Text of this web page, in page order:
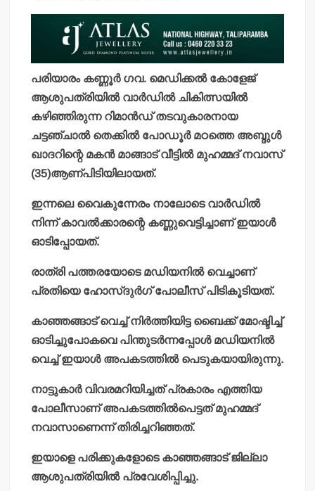
പരിയാരം കണ്ണൂര്‍ ഗവ. മെഡിക്കല്‍ കോളേജ്
ആശുപത്രിയില്‍ വാര്‍ഡില്‍ ചികിത്സയില്‍
കഴിഞ്ഞിരുന്ന റിമാന്‍ഡ് തടവുകാരനായ
ചട്ടഞ്ചാല്‍ തെക്കില്‍ പോഡൂര്‍ മഠത്തെ അബ്ദുള്‍
ഖാദറിന്റെ മകന്‍ മാങ്ങാട് വീട്ടില്‍ മുഹമ്മദ് നവാസ്
(35)ആണ്പിടിയിലായത്.
ഇന്നലെ വൈകുന്നേരം നാലോടെ വാര്‍ഡില്‍
നിന്ന് കാവല്‍ക്കാരന്റെ കണ്ണുവെട്ടിച്ചാണ് ഇയാള്‍
ഓടിപ്പോയത്.
രാത്രി പത്തരയോടെ മഡിയനില്‍ വെച്ചാണ്
പ്രതിയെ ഹോസ്ദുര്‍ഗ് പോലീസ് പിടികൂടിയത്.
കാഞ്ഞങ്ങാട് വെച്ച് നിര്‍ത്തിയിട്ട ബൈക്ക് മോഷ്ടിച്ച്
ഓടിച്ചുപോകവെ പിന്തുടര്‍ന്നപ്പോള്‍ മഡിയനില്‍
വെച്ച് ഇയാള്‍അപകടത്തില്‍ പെടുകയായിരുന്നു.
നാട്ടുകാര്‍ വിവരമറിയിച്ചത് പ്രകാരം എത്തിയ
പോലീസാണ് അപകടത്തില്‍പെട്ടത് മുഹമ്മദ്
നവാസാണെന്ന് തിരിച്ചറിഞ്ഞത്.
ഇയാളെ പരിക്കുകളോടെ കാഞ്ഞങ്ങാട് ജില്ലാ
ആശുപത്രിയില്‍ പ്രവേശിപ്പിച്ചു.